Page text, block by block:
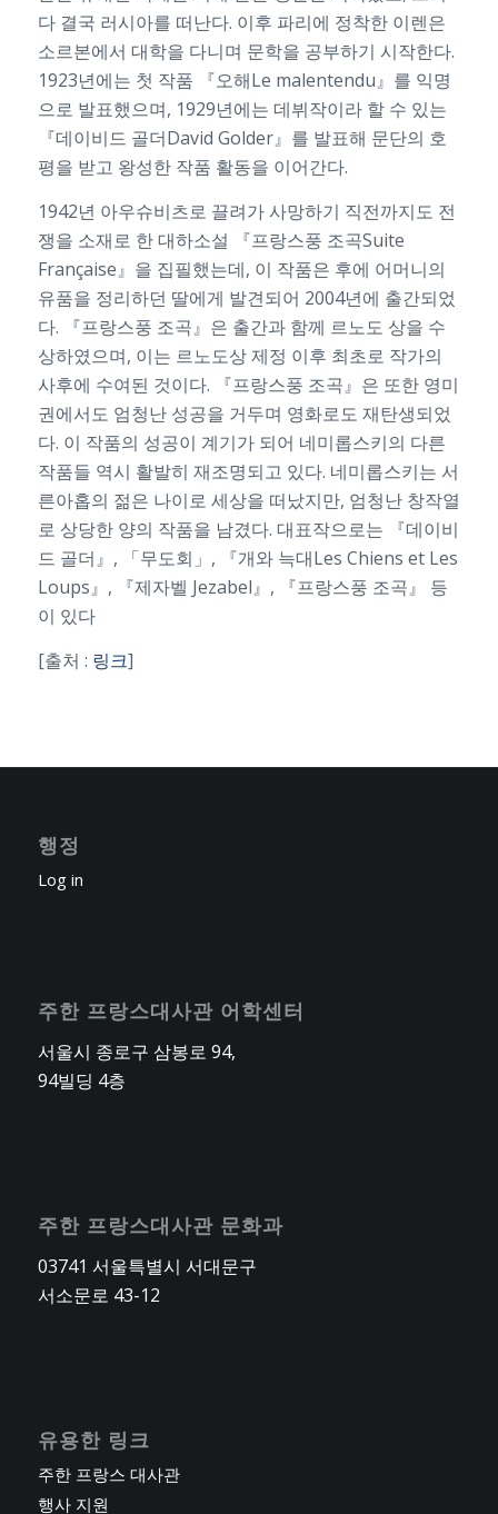
다 결국 러시아를 떠난다. 이후 파리에 정착한 이렌은
소르본에서 대학을 다니며 문학을 공부하기 시작한다.
1923년에는 첫 작품 『오해Le malentendu』를 익명
으로 발표했으며, 1929년에는 데뷔작이라 할 수 있는
『데이비드 골더David Golder』를 발표해 문단의 호
평을 받고 왕성한 작품 활동을 이어간다.
1942년 아우슈비츠로 끌려가 사망하기 직전까지도 전
쟁을 소재로 한 대하소설 『프랑스풍 조곡Suite
Française』을 집필했는데, 이 작품은 후에 어머니의
유품을 정리하던 딸에게 발견되어 2004년에 출간되었
다. 『프랑스풍 조곡』은 출간과 함께 르노도 상을 수
상하였으며, 이는 르노도상 제정 이후 최초로 작가의
사후에 수여된 것이다. 『프랑스풍 조곡』은 또한 영미
권에서도 엄청난 성공을 거두며 영화로도 재탄생되었
다. 이 작품의 성공이 계기가 되어 네미롭스키의 다른
작품들 역시 활발히 재조명되고 있다. 네미롭스키는 서
른아홉의 젊은 나이로 세상을 떠났지만, 엄청난 창작열
로 상당한 양의 작품을 남겼다. 대표작으로는 『데이비
드 골더』, 「무도회」, 『개와 늑대Les Chiens et Les
Loups』, 『제자벨 Jezabel』, 『프랑스풍 조곡』 등
이 있다
[출처 : 링크]
행정
Log in
주한 프랑스대사관 어학센터
서울시 종로구 삼봉로 94,
94빌딩 4층
주한 프랑스대사관 문화과
03741 서울특별시 서대문구
서소문로 43-12
유용한 링크
주한 프랑스 대사관
행사 지원